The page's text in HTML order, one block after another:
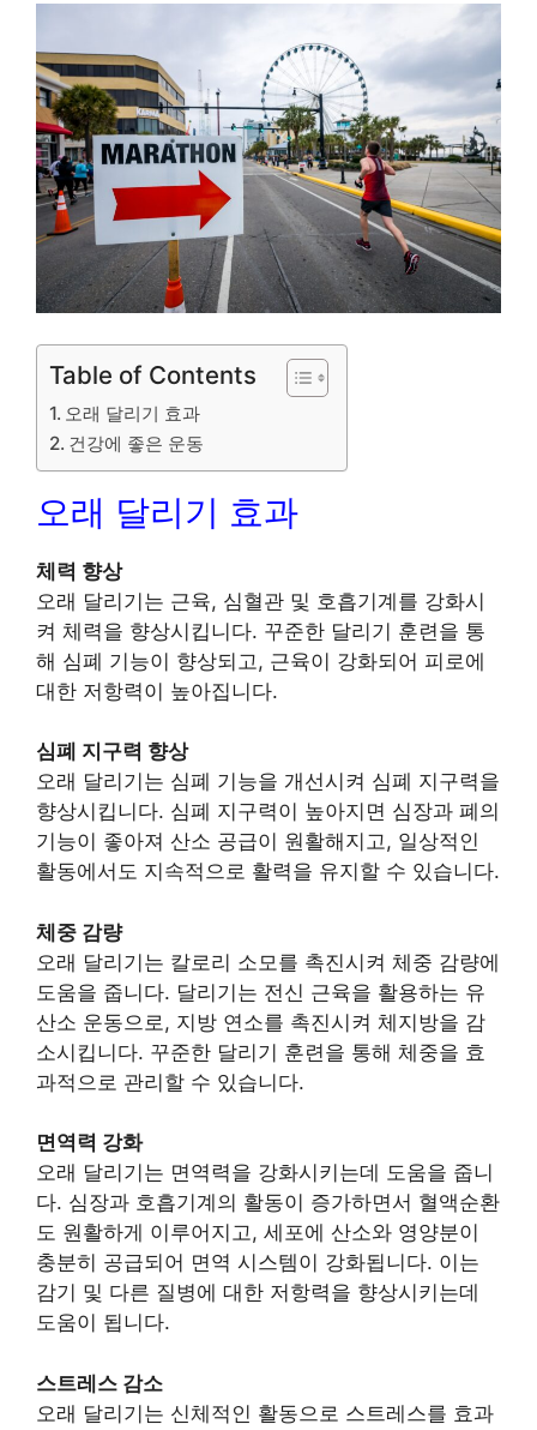
Table of Contents
오래 달리기 효과
건강에 좋은 운동
오래 달리기 효과
체력 향상
오래 달리기는 근육, 심혈관 및 호흡기계를 강화시
켜 체력을 향상시킵니다. 꾸준한 달리기 훈련을 통
해 심폐 기능이 향상되고, 근육이 강화되어 피로에
대한 저항력이 높아집니다.
심폐 지구력 향상
오래 달리기는 심폐 기능을 개선시켜 심폐 지구력을
향상시킵니다. 심폐 지구력이 높아지면 심장과 폐의
기능이 좋아져 산소 공급이 원활해지고, 일상적인
활동에서도 지속적으로 활력을 유지할 수 있습니다.
체중 감량
오래 달리기는 칼로리 소모를 촉진시켜 체중 감량에
도움을 줍니다. 달리기는 전신 근육을 활용하는 유
산소 운동으로, 지방 연소를 촉진시켜 체지방을 감
소시킵니다. 꾸준한 달리기 훈련을 통해 체중을 효
과적으로 관리할 수 있습니다.
면역력 강화
오래 달리기는 면역력을 강화시키는데 도움을 줍니
다. 심장과 호흡기계의 활동이 증가하면서 혈액순환
도 원활하게 이루어지고, 세포에 산소와 영양분이
충분히 공급되어 면역 시스템이 강화됩니다. 이는
감기 및 다른 질병에 대한 저항력을 향상시키는데
도움이 됩니다.
스트레스 감소
오래 달리기는 신체적인 활동으로 스트레스를 효과